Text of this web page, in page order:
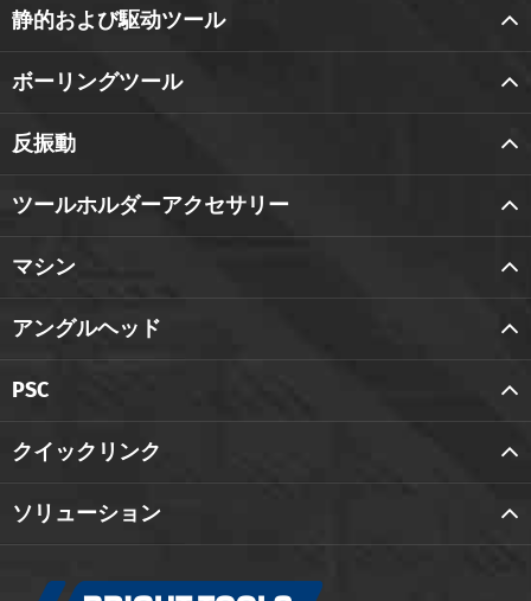
静的および駆动ツール
ボーリングツール
反振動
ツールホルダーアクセサリー
マシン
アングルヘッド
PSC
クイックリンク
ソリューション